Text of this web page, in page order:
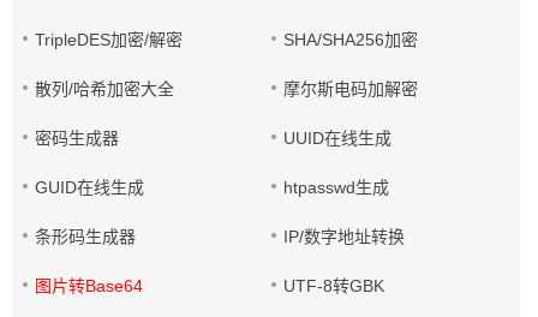
TripleDES加密/解密 SHA/SHA256加密
散列/哈希加密大全 摩尔斯电码加解密
密码生成器 UUID在线生成
GUID在线生成 htpasswd生成
条形码生成器 IP/数字地址转换
图片转Base64 UTF-8转GBK